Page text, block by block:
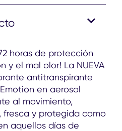
horas de protección
y el mal olor! La NUEVA
antitranspirante
en aerosol
al movimiento,
fresca y protegida como
aquellos días de